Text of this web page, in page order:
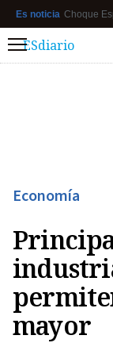
Es noticia Choque
Menú
ESdiario
Economía
mayor